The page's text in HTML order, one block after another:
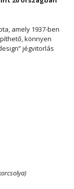
amely 1937-ben
könnyen
jégvitorlás